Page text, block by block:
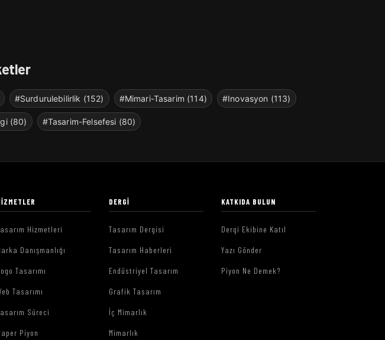
#Surdurulebilirlik (152) #Mimari-Tasarim (114) #Inovasyon (113)
(80) #Tasarim-Felsefesi (80)
Hizmetleri
Danışmanlığı
Tasarımı
Tasarımı
Süreci
Piyon
DERGI
Tasarım Dergisi
Tasarım Haberleri
Endüstriyel Tasarım
Grafik Tasarım
İç Mimarlık
Mimarlık
KATKIDA BULUN
Dergi Ekibine Katıl
Yazı Gönder
Piyon Ne Demek?